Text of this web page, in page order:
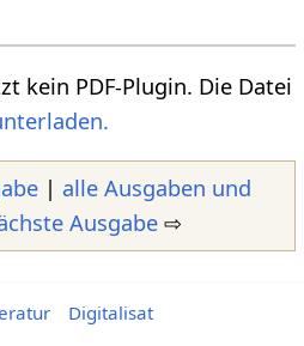
kein PDF-Plugin. Die Datei
| alle Ausgaben und
Ausgabe⇨
Digitalisat